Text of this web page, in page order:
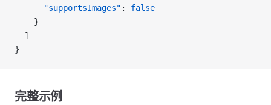
      "supportsImages"
: false
    }
  ]
}
完整示例